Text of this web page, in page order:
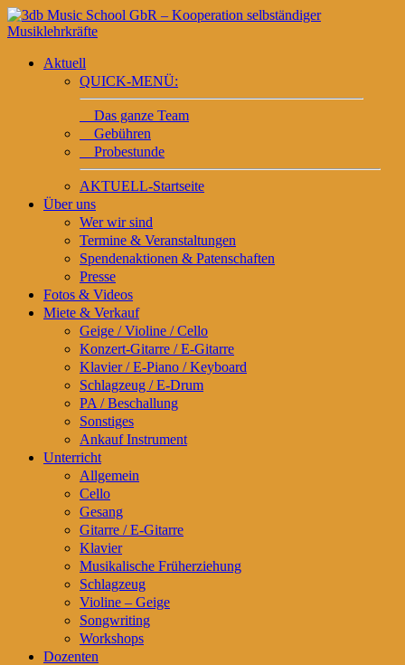
Aktuell
QUICK-MENÜ:
Das ganze Team
Gebühren
Probestunde
AKTUELL-Startseite
Über uns
Wer wir sind
Termine & Veranstaltungen
Spendenaktionen & Patenschaften
Presse
Fotos & Videos
Miete & Verkauf
Geige / Violine / Cello
Konzert-Gitarre / E-Gitarre
Klavier / E-Piano / Keyboard
Schlagzeug / E-Drum
PA / Beschallung
Sonstiges
Ankauf Instrument
Unterricht
Allgemein
Cello
Gesang
Gitarre / E-Gitarre
Klavier
Musikalische Früherziehung
Schlagzeug
Violine – Geige
Songwriting
Workshops
Dozenten